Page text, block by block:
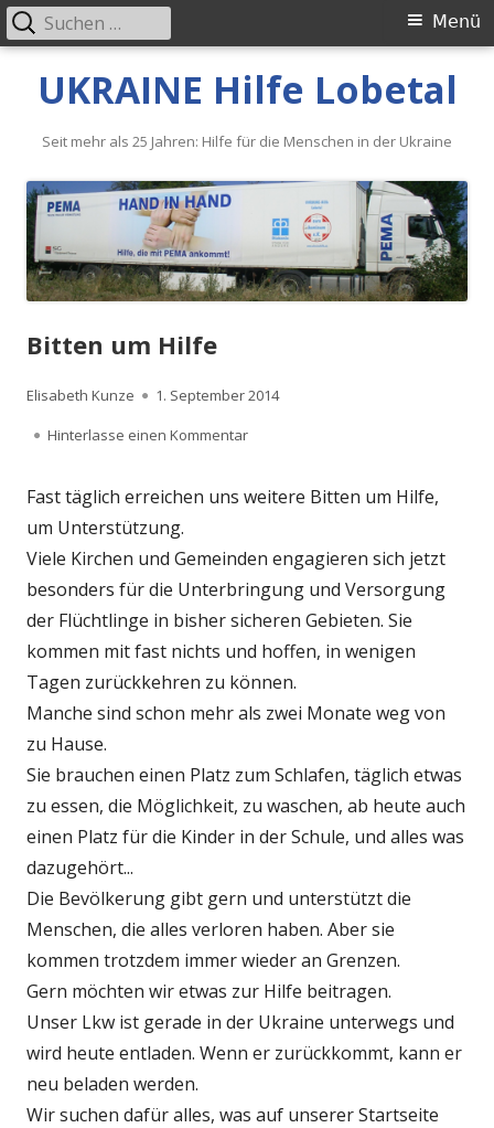
UKRAINE Hilfe Lobetal
Seit mehr als 25 Jahren: Hilfe für die Menschen in der Ukraine
Primäres
Menü
Menü
Suche
nach:
Bitten um Hilfe
Autor
Elisabeth Kunze
Veröffentlicht
am
1. September 2014
Hinterlasse einen Kommentarzu Bitten um Hilfe
Fast täglich erreichen uns weitere Bitten um Hilfe,
um Unterstützung.
Viele Kirchen und Gemeinden engagieren sich jetzt
besonders für die Unterbringung und Versorgung
der Flüchtlinge in bisher sicheren Gebieten. Sie
kommen mit fast nichts und hoffen, in wenigen
Tagen zurückkehren zu können.
Manche sind schon mehr als zwei Monate weg von
zu Hause.
Sie brauchen einen Platz zum Schlafen, täglich etwas
zu essen, die Möglichkeit, zu waschen, ab heute auch
einen Platz für die Kinder in der Schule, und alles was
dazugehört...
Die Bevölkerung gibt gern und unterstützt die
Menschen, die alles verloren haben. Aber sie
kommen trotzdem immer wieder an Grenzen.
Gern möchten wir etwas zur Hilfe beitragen.
Unser Lkw ist gerade in der Ukraine unterwegs und
wird heute entladen. Wenn er zurückkommt, kann er
neu beladen werden.
Wir suchen dafür alles, was auf unserer Startseite